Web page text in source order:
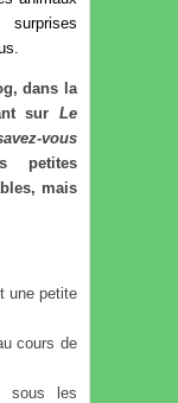
dans la
sur Le
vous
petites
mais
une petite
cours de
sous les